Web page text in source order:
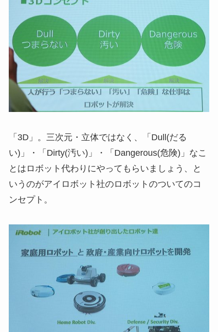
「3D」。三次元・立体ではなく、「Dull(だる
い)」・「Dirty(汚い)」・「Dangerous(危険)」なこ
とはロボット代わりにやってもらいましょう、と
いうのがアイロボット社のロボットのついてのコ
ンセプト。